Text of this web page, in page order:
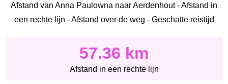
Afstand van Anna Paulowna naar Aerdenhout - Afstand in
een rechte lijn - Afstand over de weg - Geschatte reistijd
57.36 km
Afstand in een rechte lijn